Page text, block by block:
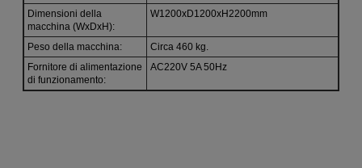
Dimensioni della
macchina (WxDxH):
W1200xD1200xH2200mm
Peso della macchina:
Circa 460 kg.
Fornitore di alimentazione
di funzionamento:
AC220V 5A 50Hz